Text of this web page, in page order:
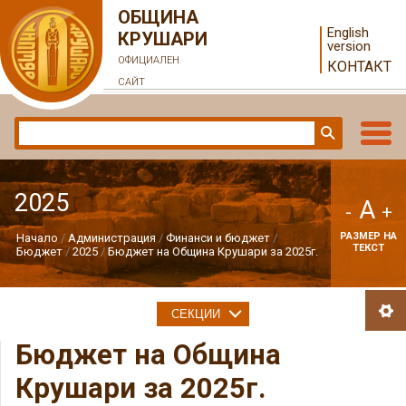
ОБЩИНА
КРУШАРИ
ОФИЦИАЛЕН
САЙТ
English
version
КОНТАКТ
2025
Начало Администрация
Финанси и бюджет
Бюджет
2025 Бюджет на Община Крушари за 2025г.
- A +
РАЗМЕР НА
ТЕКСТ
Бюджет на Община
Крушари за 2025г.
СЕКЦИИ